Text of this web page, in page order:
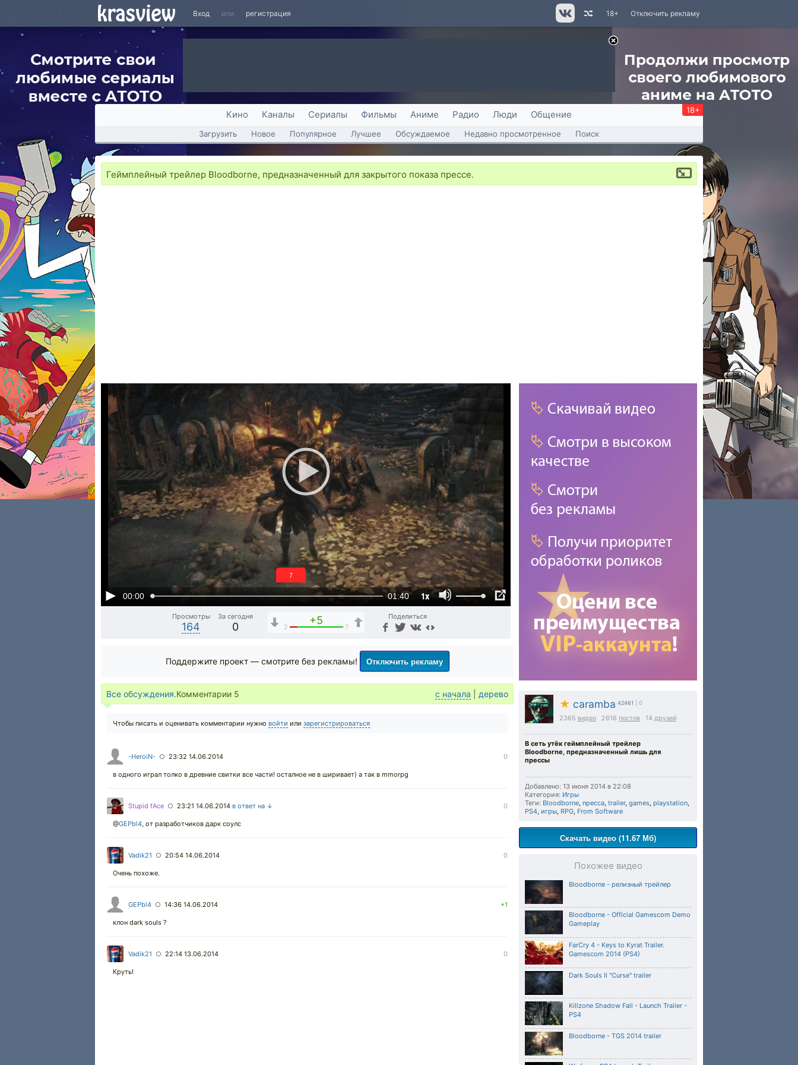
Вход или регистрация Отключить рекламу
18+
Кино Каналы Сериалы Фильмы Аниме Радио Люди Общение 18+
Загрузить Новое Популярное Лучшее Обсуждаемое Недавно просмотренное Поиск
Геймплейный трейлер Bloodborne, предназначенный для закрытого показа прессе.
00:00 01:40 1x
6
Просмотры
164
За сегодня
0
+5
2 7
Поделиться
★ caramba 42461 | 0
2365 видео 2616 постов 14 друзей
В сеть утёк геймплейный трейлер
Bloodborne, предназначенный лишь для
прессы
Добавлено: 13 июня 2014 в 22:08
Категория: Игры
Теги: Bloodborne, пресса, trailer, games, playstation,
PS4, игры, RPG, From Software
Скачать видео (11.67 Мб)
Похожее видео
Bloodborne - релизный трейлер
Bloodborne - Official Gamescom Demo
Gameplay
FarCry 4 - Keys to Kyrat Trailer.
Gamescom 2014 (PS4)
Dark Souls II "Curse" trailer
Killzone Shadow Fall - Launch Trailer -
PS4
Bloodborne - TGS 2014 trailer
Поддержите проект — смотрите без рекламы! Отключить рекламу
Все обсуждения.Комментарии 5 с начала дерево
Чтобы писать и оценивать комментарии нужно войти или зарегистрироваться
-HeroiN- ○ 23:32 14.06.2014 0
в одного играл толко в древние свитки все части! осталное не в ширивает) а так в mmorpg
Stupid fAce ○ 23:21 14.06.2014 в ответ на ↓ 0
@GEPbl4, от разработчиков дарк соулс
Vadik21 ○ 20:54 14.06.2014 0
Очень похоже.
GEPbl4 ○ 14:36 14.06.2014 +1
клон dark souls ?
Vadik21 ○ 22:14 13.06.2014 0
Круть!